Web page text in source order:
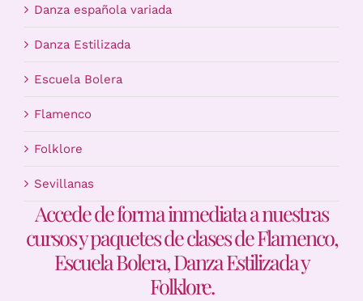
Danza española variada
Danza Estilizada
Escuela Bolera
Flamenco
Folklore
Sevillanas
Accede de forma inmediata a nuestras
cursos y paquetes de clases de Flamenco,
Escuela Bolera, Danza Estilizada y
Folklore.